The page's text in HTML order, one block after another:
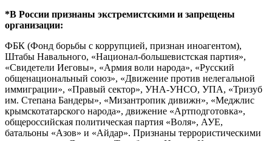
*В России признаны экстремистскими и запрещены
организации:
ФБК (Фонд борьбы с коррупцией, признан иноагентом),
Штабы Навального, «Национал-большевистская партия»,
«Свидетели Иеговы», «Армия воли народа», «Русский
общенациональный союз», «Движение против нелегальной
иммиграции», «Правый сектор», УНА-УНСО, УПА, «Тризуб
им. Степана Бандеры», «Мизантропик дивижн», «Меджлис
крымскотатарского народа», движение «Артподготовка»,
общероссийская политическая партия «Воля», АУЕ,
батальоны «Азов» и «Айдар». Признаны террористическими